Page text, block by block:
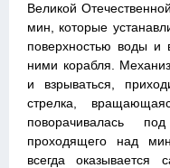
Великой
мин, которые
поверхностью воды и
ними корабля.
и взрываться,
стрелка,
поворачивалась
проходящего над
всегда оказывается